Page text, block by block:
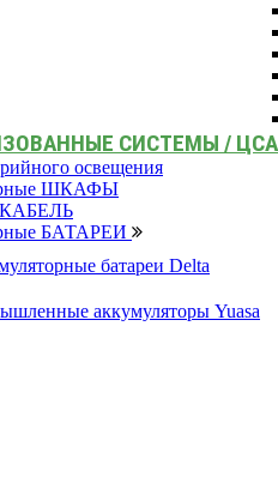
СИСТЕМЫ /
освещения
ШКАФЫ
КАБЕЛЬ
БАТАРЕИ
батареи Delta
аккумуляторы Yuasa